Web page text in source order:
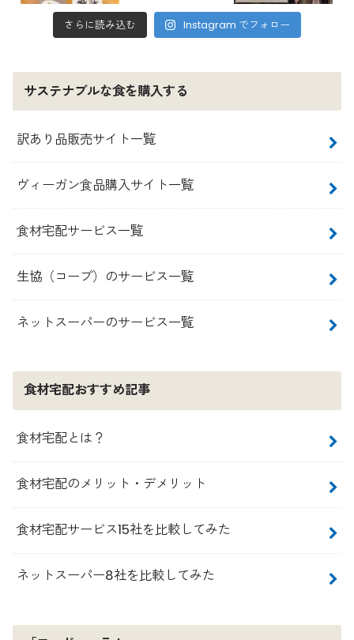
さらに読み込む Instagram でフォロー
サステナブルな食を購入する
訳あり品販売サイト一覧
ヴィーガン食品購入サイト一覧
食材宅配サービス一覧
生協（コープ）のサービス一覧
ネットスーパーのサービス一覧
食材宅配おすすめ記事
食材宅配とは？
食材宅配のメリット・デメリット
食材宅配サービス15社を比較してみた
ネットスーパー8社を比較してみた